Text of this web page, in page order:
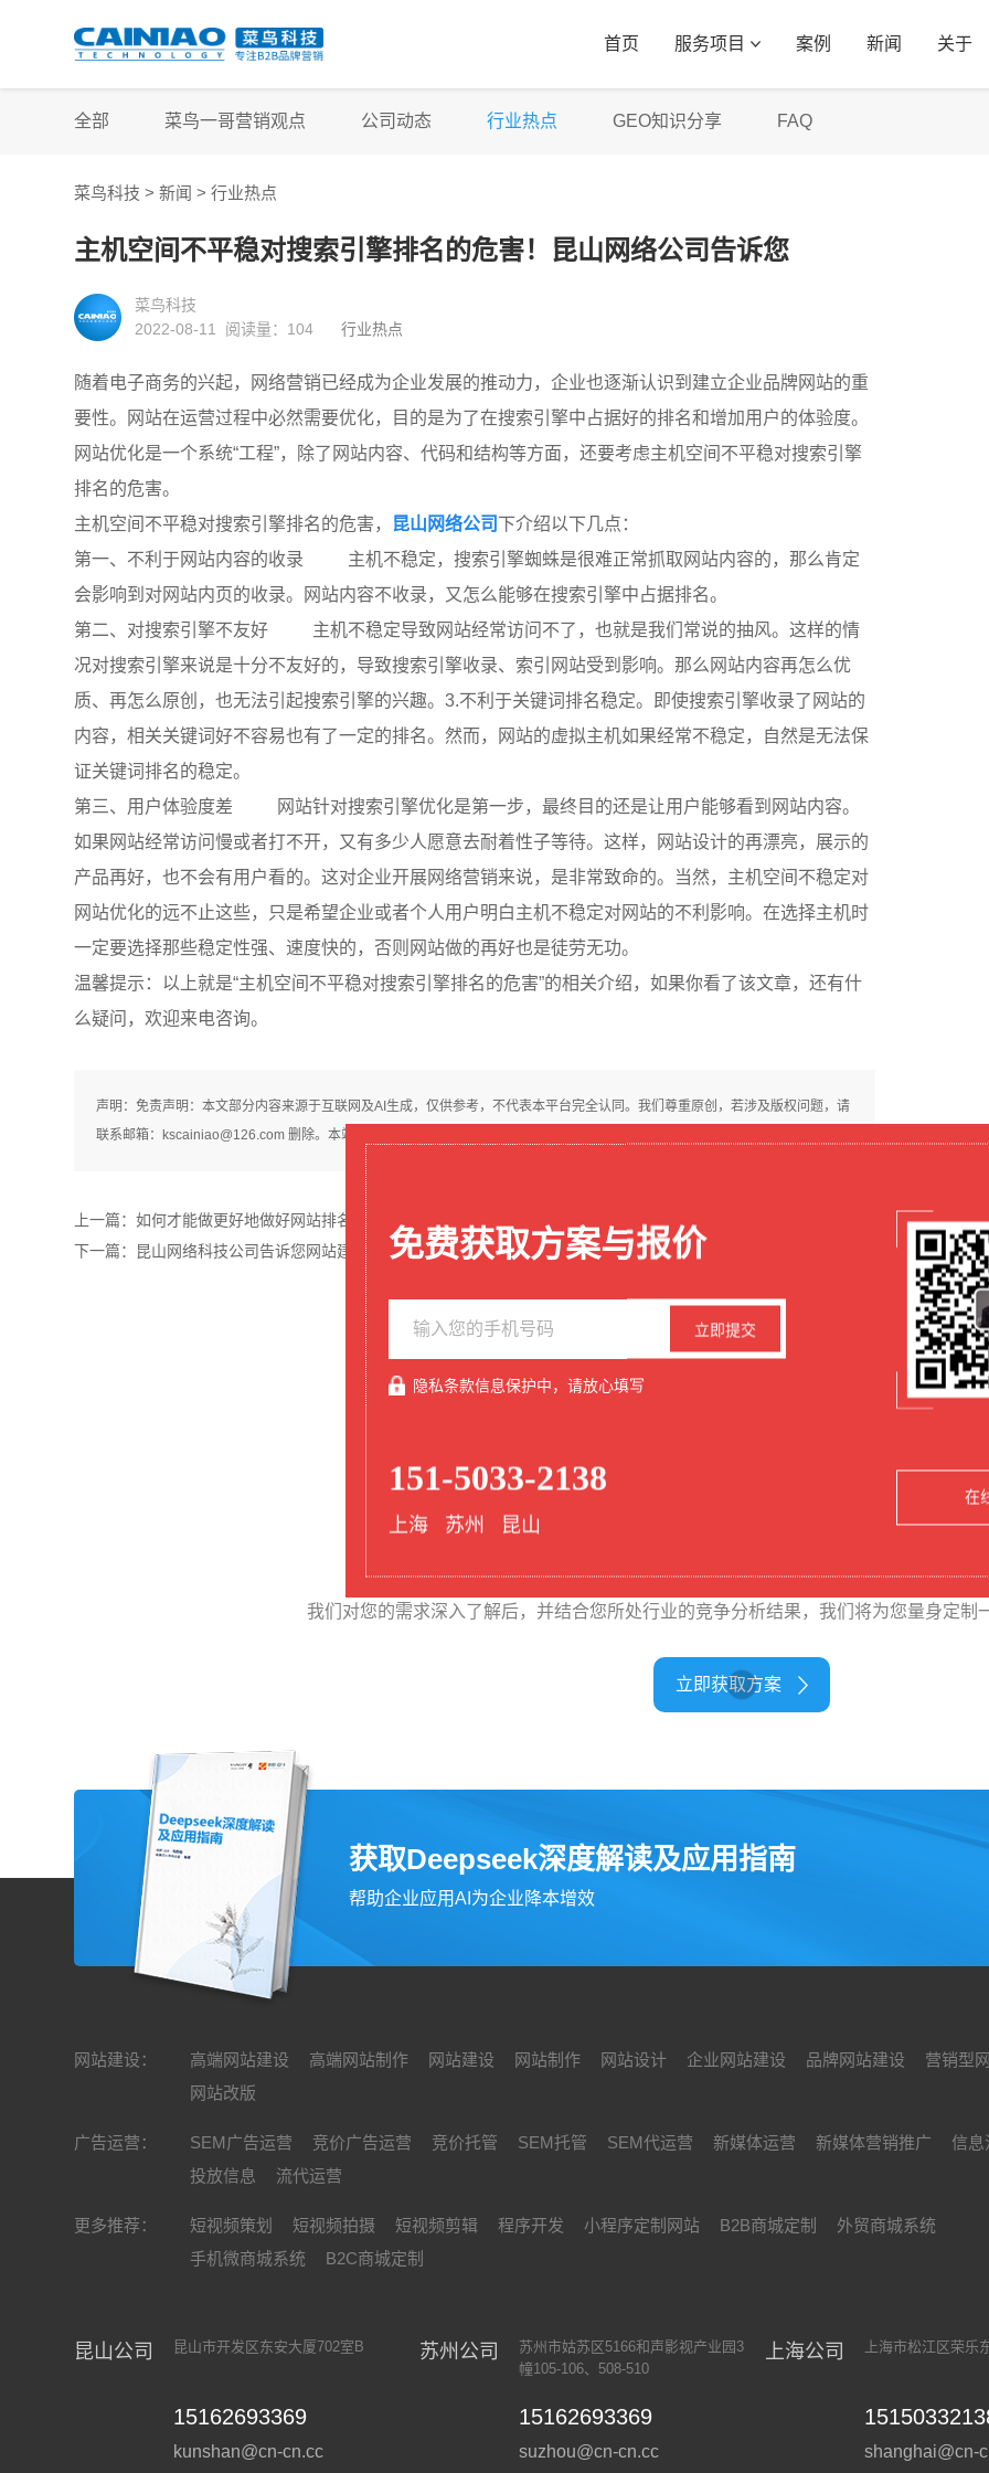
首页 服务项目 案例 新闻 关于
全部 菜鸟一哥营销观点 公司动态 行业热点 GEO知识分享 FAQ
菜鸟科技 >新闻 >行业热点
主机空间不平稳对搜索引擎排名的危害！昆山网络公司告诉您
菜鸟科技
2022-08-11 阅读量： 104 行业热点
随着电子商务的兴起，网络营销已经成为企业发展的推动力，企业也逐渐认识到建立企业品牌网站的重
要性。网站在运营过程中必然需要优化，目的是为了在搜索引擎中占据好的排名和增加用户的体验度。
网站优化是一个系统“工程”，除了网站内容、代码和结构等方面，还要考虑主机空间不平稳对搜索引擎
排名的危害。
主机空间不平稳对搜索引擎排名的危害，
昆山网络公司 下介绍以下几点：
第一、不利于网站内容的收录 主机不稳定，搜索引擎蜘蛛是很难正常抓取网站内容的，那么肯定
会影响到对网站内页的收录。网站内容不收录，又怎么能够在搜索引擎中占据排名。
第二、对搜索引擎不友好 主机不稳定导致网站经常访问不了，也就是我们常说的抽风。这样的情
况对搜索引擎来说是十分不友好的，导致搜索引擎收录、索引网站受到影响。那么网站内容再怎么优
质、再怎么原创，也无法引起搜索引擎的兴趣。3.不利于关键词排名稳定。即使搜索引擎收录了网站的
内容，相关关键词好不容易也有了一定的排名。然而，网站的虚拟主机如果经常不稳定，自然是无法保
证关键词排名的稳定。
第三、用户体验度差 网站针对搜索引擎优化是第一步，最终目的还是让用户能够看到网站内容。
如果网站经常访问慢或者打不开，又有多少人愿意去耐着性子等待。这样，网站设计的再漂亮，展示的
产品再好，也不会有用户看的。这对企业开展网络营销来说，是非常致命的。当然，主机空间不稳定对
网站优化的远不止这些，只是希望企业或者个人用户明白主机不稳定对网站的不利影响。在选择主机时
一定要选择那些稳定性强、速度快的，否则网站做的再好也是徒劳无功。
温馨提示：以上就是“主机空间不平稳对搜索引擎排名的危害”的相关介绍，如果你看了该文章，还有什
么疑问，欢迎来电咨询。
声明：免责声明：本文部分内容来源于互联网及AI生成，仅供参考，不代表本平台完全认同。我们尊重原创，若涉及版权问题，请
联系邮箱：kscainiao@126.com 删除。本站原创内容未经授权禁止转载。因内容使用引发的任何责任，本平台不承担法律责任。
上一篇：如何才能做更好地做好网站排名昆山网络公司告诉您
下一篇：
昆山网络科技公司告诉您网站建设公司需要了解客户真正需求
我们对您的需求深入了解后，并结合您所处行业的竞争分析结果，我们将为您量身定制
立即获取方案
获取Deepseek深度解读及应用指南
帮助企业应用AI为企业降本增效
网站建设： 高端网站建设 高端网站制作 网站建设 网站制作 网站设计 企业网站建设 品牌网站建设
营销型
网站改版
广告运营： SEM广告运营 竞价广告运营 竞价托管 SEM托管 SEM代运营 新媒体运营 新媒体营销推广
信息
投放信息
流代运营
更多推荐： 短视频策划 短视频拍摄 短视频剪辑 程序开发 小程序定制网站 B2B商城定制
外贸商城系统
手机微商城系统
B2C商城定制
昆山公司 昆山市开发区东安大厦702室B
15162693369
kunshan@cn-cn.cc
苏州公司
苏州市姑苏区5166和声影视产业园3
幢105-106、508-510
15162693369
suzhou@cn-cn.cc
上海公司 上海市松江区荣乐
shanghai@cn-
免费获取方案与报价
立即提交
隐私条款信息保护中，请放心填写
151-5033-2138
上海 苏州 昆山
在